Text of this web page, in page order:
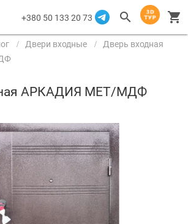
+380 50 133 20 73 search shopping_cart
Двери входные
Дверь входная
АРКАДИЯ МЕТ/МДФ